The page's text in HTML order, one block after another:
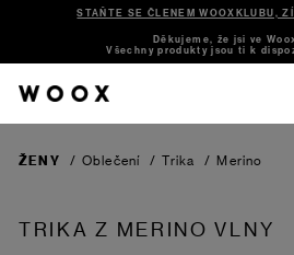
STAŇTE SE ČLENEM WOOXKLUBU,
Děkujeme, že jsi ve
Všechny produkty jsou ti k
ŽENY / Oblečení / Trika / Merino
TRIKA Z MERINO VLNY